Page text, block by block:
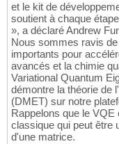
et le kit de
soutient à chaque
», a déclaré Andrew
Nous sommes ravis
importants pour
avancés et la chimie
Variational Quantum
démontre la théorie de
(DMET) sur notre
Rappelons que le VQE
classique qui peut être
d'une matrice.